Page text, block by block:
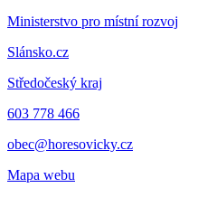
Ministerstvo pro místní rozvoj
Slánsko.cz
Středočeský kraj
603 778 466
obec@horesovicky.cz
Mapa webu